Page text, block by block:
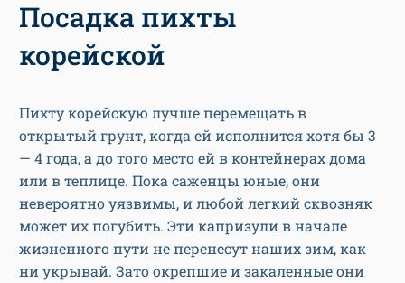
Посадка пихты
корейской
Пихту корейскую лучше перемещать в
открытый грунт, когда ей исполнится хотя бы 3
— 4 года, а до того место ей в контейнерах дома
или в теплице. Пока саженцы юные, они
невероятно уязвимы, и любой легкий сквозняк
может их погубить. Эти капризули в начале
жизненного пути не перенесут наших зим, как
ни укрывай. Зато окрепшие и закаленные они